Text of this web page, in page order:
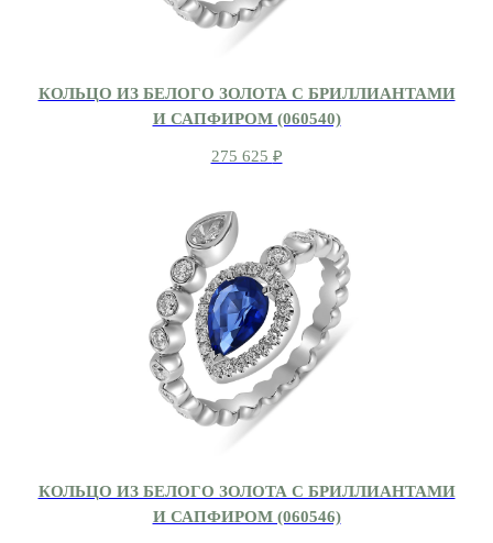
КОЛЬЦО ИЗ БЕЛОГО ЗОЛОТА С БРИЛЛИАНТАМИ
И САПФИРОМ (060540)
275 625 ₽
КОЛЬЦО ИЗ БЕЛОГО ЗОЛОТА С БРИЛЛИАНТАМИ
И САПФИРОМ (060546)